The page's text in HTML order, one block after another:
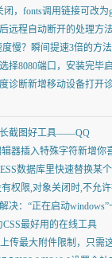
闭，fonts调用链接可改为
远程自动断开的处理方
度慢？瞬间提速3倍的方法
择8080端口，安装完毕
诊断新增移动设备打开
长截图好工具——QQ
辑器插入特殊字符新增你
数据库里快速替换某
权限,对象关闭时,不允
决：“正在启动
CSS最好用的在线工具
上传最大附件限制，只需